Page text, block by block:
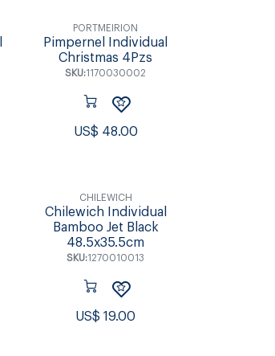
PORTMEIRION
Pimpernel Individual
Christmas 4Pzs
SKU:1170030002
US$ 48.00
CHILEWICH
Chilewich Individual
Bamboo Jet Black
48.5x35.5cm
SKU:1270010013
US$19.00